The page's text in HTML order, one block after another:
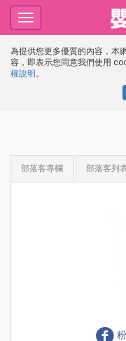
為提供您更多優質的內容，本
容，即表示您同意我們使用
權說明 。
Toggle
navigation
部落客專欄 部落客列